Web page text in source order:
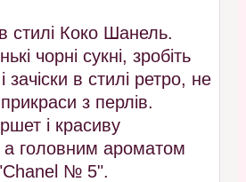
стилі Коко Шанель.
чорні сукні, зробіть
зачіски в стилі ретро, не
з перлів.
і красиву
головним ароматом
"Chanel № 5".